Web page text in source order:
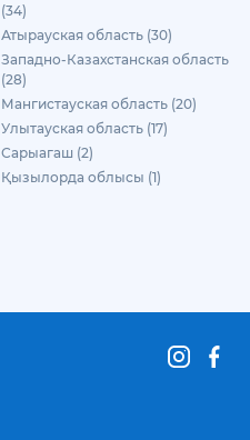
(34)
Атырауская область (30)
Западно-Казахстанская область
(28)
Мангистауская область (20)
Улытауская область (17)
Сарыагаш (2)
Қызылорда облысы (1)